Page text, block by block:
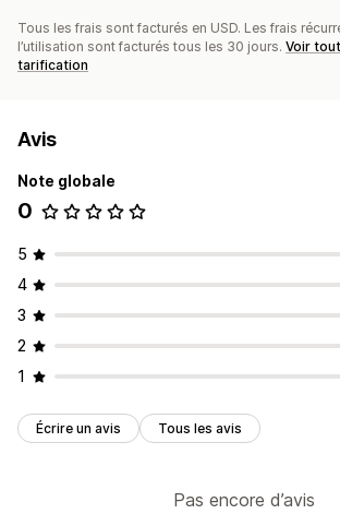
Tous les frais sont facturés en USD. Les frais
l’utilisation sont facturés tous les 30 jours. Voir
tarification
Avis
Note globale
0
5
4
3
2
1
Écrire un avis Tous les avis
Pas encore d’avis